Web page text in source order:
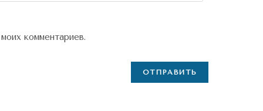
комментариев.